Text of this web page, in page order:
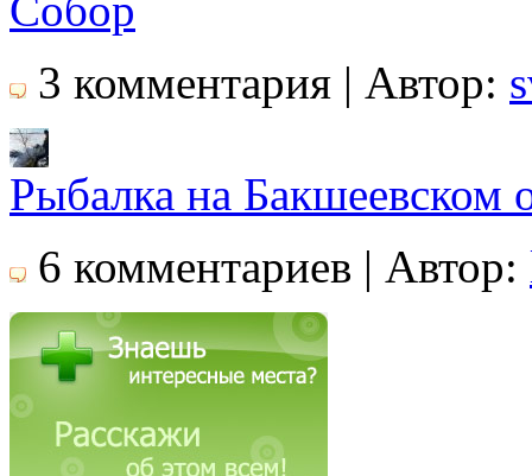
3 комментария | Автор:
Рыбалка на Бакшеевском
6 комментариев | Автор: